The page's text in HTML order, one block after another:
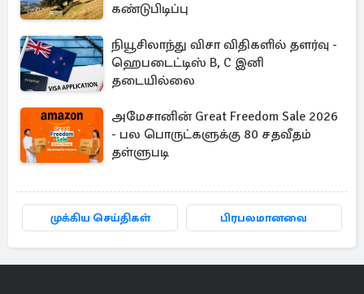
கண்டுபிடிப்பு
நியூசிலாந்து விசா விதிகளில் தளர்வு -
ஹெபடைட்டிஸ் B, C இனி
தடையில்லை
அமேசானின் Great Freedom Sale 2026
- பல பொருட்களுக்கு 80 சதவீதம்
தள்ளுபடி
முக்கிய செய்திகள் பிரபலமானவை